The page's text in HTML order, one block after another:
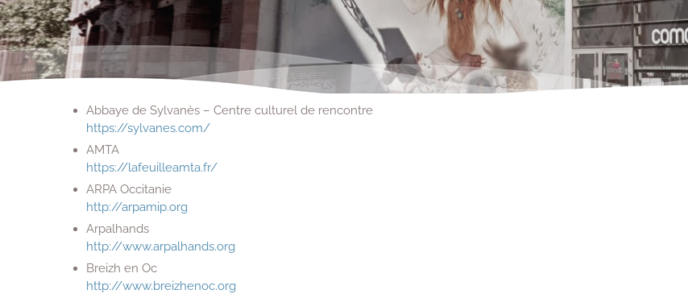
Abbaye de Sylvanès – Centre culturel de rencontre
https://sylvanes.com/
AMTA
https://lafeuilleamta.fr/
ARPA Occitanie
http://arpamip.org
Arpalhands
http://www.arpalhands.org
Breizh en Oc
http://www.breizhenoc.org